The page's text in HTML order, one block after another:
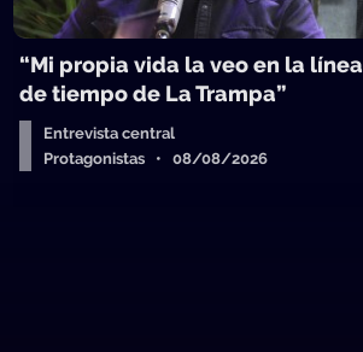
“Mi propia vida la veo en la línea
de tiempo de La Trampa”
Entrevista central
Protagonistas • 08/08/2026